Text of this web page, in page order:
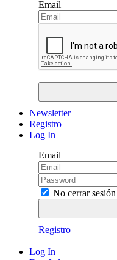
Email
Newsletter
Registro
Log In
Email
No cerrar sesión
Registro
Log In